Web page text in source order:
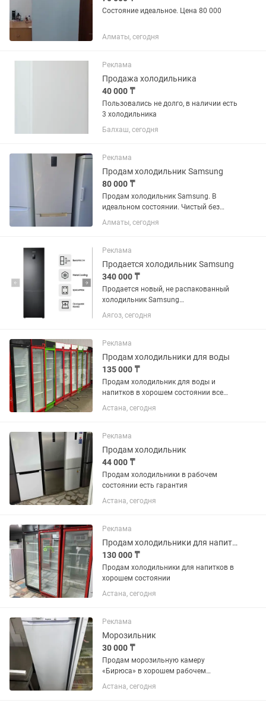
Состояние идеальное. Цена 80 000
Алматы, сегодня
Реклама
Продажа холодильника
40 000 ₸
Пользовались не долго, в наличии есть
3 холодильника
Балхаш, сегодня
Реклама
Продам холодильник Samsung
80 000 ₸
Продам холодильник Samsung. В
идеальном состоянии. Чистый без
запахов резинки целые. Возможно
доставка
Алматы, сегодня
Реклама
Продается холодильник Samsung
340 000 ₸
Продается новый, не распакованный
холодильник Samsung
RB37A5291B1/WT.
Аягоз, сегодня
Реклама
Продам холодильники для воды
135 000 ₸
Продам холодильник для воды и
напитков в хорошем состоянии все
работает без дефектов
Астана, сегодня
Реклама
Продам холодильник
44 000 ₸
Продам холодильники в рабочем
состоянии есть гарантия
Астана, сегодня
Реклама
Продам холодильники для напитков в хорошем состоянии
130 000 ₸
Продам холодильники для напитков в
хорошем состоянии
Астана, сегодня
Реклама
Морозильник
30 000 ₸
Продам морозильную камеру
«Бирюса» в хорошем рабочем
состоянии. Полностью исправна,
отлично морозит, работает без
Астана, сегодня